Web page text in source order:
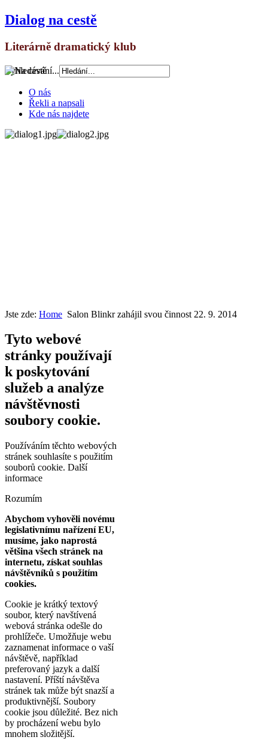
Dialog na cestě
Literárně dramatický klub
Vyhledávání...
O nás
Řekli a napsali
Kde nás najdete
Jste zde: Home Salon Blinkr zahájil svou činnost 22. 9. 2014
Tyto webové
stránky používají
k poskytování
služeb a analýze
návštěvnosti
soubory cookie.
Používáním těchto webových
stránek souhlasíte s použitím
souborů cookie. Další
informace
Rozumím
Abychom vyhověli novému
legislativnímu nařízení EU,
musíme, jako naprostá
většina všech stránek na
internetu, získat souhlas
návštěvníků s použitím
cookies.
Cookie je krátký textový
soubor, který navštívená
webová stránka odešle do
prohlížeče. Umožňuje webu
zaznamenat informace o vaší
návštěvě, například
preferovaný jazyk a další
nastavení. Příští návštěva
stránek tak může být snazší a
produktivnější. Soubory
cookie jsou důležité. Bez nich
by procházení webu bylo
mnohem složitější.